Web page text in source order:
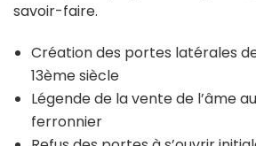
savoir-faire.
Création des portes latérales
13ème siècle
Légende de la vente de l’âme
ferronnier